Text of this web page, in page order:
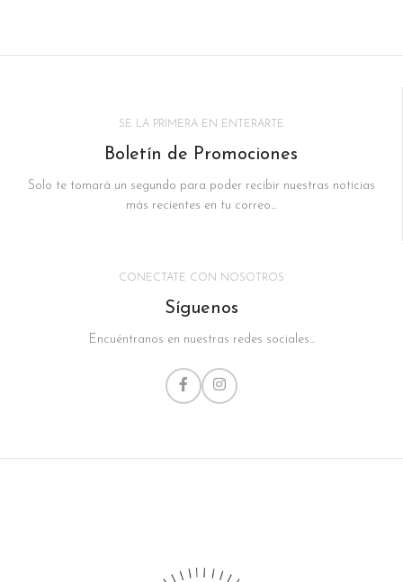
SE LA PRIMERA EN ENTERARTE
Boletín de Promociones
Solo te tomará un segundo para poder recibir nuestras noticias
más recientes en tu correo...
CONECTATE CON NOSOTROS
Síguenos
Encuéntranos en nuestras redes sociales...